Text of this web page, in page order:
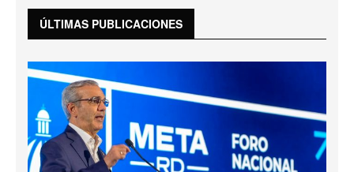
ÚLTIMAS PUBLICACIONES